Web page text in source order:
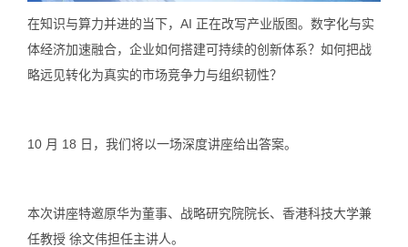
在知识与算力并进的当下，AI 正在改写产业版图。数字化与实
体经济加速融合，企业如何搭建可持续的创新体系？如何把战
略远见转化为真实的市场竞争力与组织韧性？
10 月 18 日，我们将以一场深度讲座给出答案。
本次讲座特邀原华为董事、战略研究院院长、香港科技大学兼
任教授 徐文伟担任主讲人。